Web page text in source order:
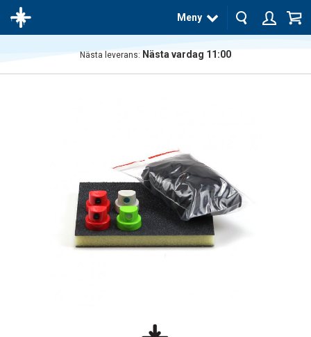
Meny
Nästa leverans: Nästa vardag 11:00